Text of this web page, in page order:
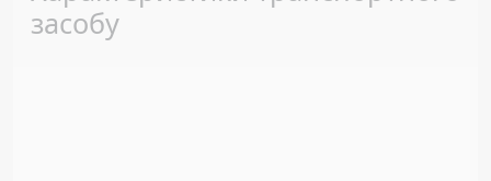
засобу